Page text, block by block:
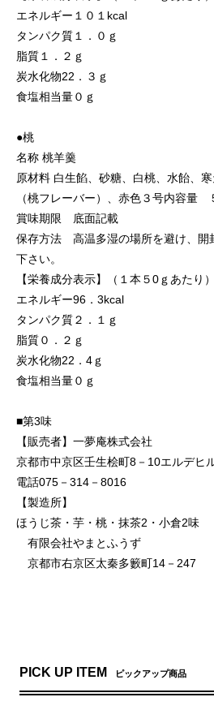
エネルギー１０１kcal
タンパク質１．０ｇ
脂質１．２ｇ
炭水化物22．３ｇ
食塩相当量０ｇ
●桃
名称 桃羊羹
原材料 白生餡、砂糖、白桃、水飴、
（桃フレーバー）、赤色３号内容量
賞味期限 底面記載
保存方法 高温多湿の場所を避け、開
下さい。
【栄養成分表示】（１本５0ｇあたり）
エネルギー96．3kcal
タンパク質２．１ｇ
脂質０．２ｇ
炭水化物22．4ｇ
食塩相当量０ｇ
■第3味
【販売者】一夢庵株式会社
京都市中京区壬生桧町8－10エルデヒ
電話075－314－8016
【製造所】
ほうじ茶・芋・桃・抹茶2・小倉2味
有限会社やまとふうず
京都市右京区太秦多籔町14－247
PICK UP ITEM ピックアップ商品